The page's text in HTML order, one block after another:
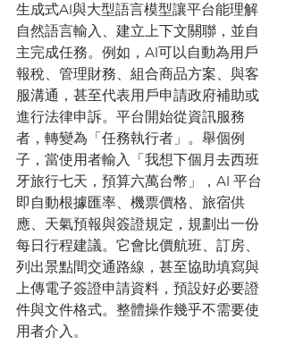
生成式AI與大型語言模型讓平台能理解
自然語言輸入、建立上下文關聯，並自
主完成任務。例如，AI可以自動為用戶
報稅、管理財務、組合商品方案、與客
服溝通，甚至代表用戶申請政府補助或
進行法律申訴。平台開始從資訊服務
者，轉變為「任務執行者」。舉個例
子，當使用者輸入「我想下個月去西班
牙旅行七天，預算六萬台幣」，AI 平台
即自動根據匯率、機票價格、旅宿供
應、天氣預報與簽證規定，規劃出一份
每日行程建議。它會比價航班、訂房、
列出景點間交通路線，甚至協助填寫與
上傳電子簽證申請資料，預設好必要證
件與文件格式。整體操作幾乎不需要使
用者介入。